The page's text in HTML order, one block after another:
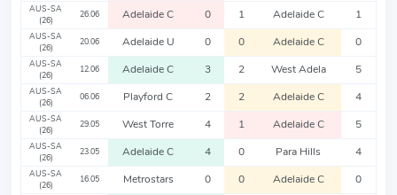
AUS-SA
(26)
26.06 Adelaide C 0 1 Adelaide C 1
AUS-SA
(26)
20.06 Adelaide U 0 0 Adelaide C 0
AUS-SA
(26)
12.06 Adelaide C 3 2 West Adela 5
AUS-SA
(26)
06.06 Playford C 2 2 Adelaide C 4
AUS-SA
(26)
29.05 West Torre 4 1 Adelaide C 5
AUS-SA
(26)
23.05 Adelaide C 4 0 Para Hills 4
AUS-SA
(26)
16.05 Metrostars 0 0 Adelaide C 0